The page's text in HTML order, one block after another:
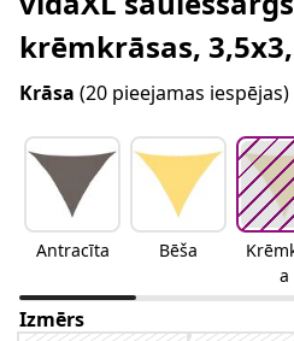
krēmkrāsas,
Krāsa (20 pieejamas iespējas)
Antracīta Bēša
a
Izmērs